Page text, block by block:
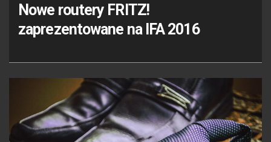
Nowe routery FRITZ!
zaprezentowane na IFA 2016